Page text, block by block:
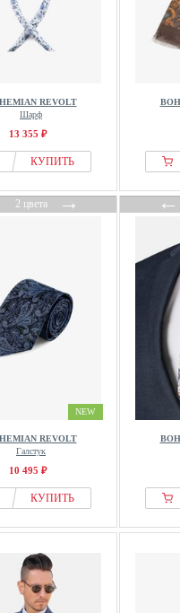
REVOLT
Шарф
13 355 ₽
КУПИТЬ
2 цвета→
NEW
REVOLT
Галстук
10 495 ₽
КУПИТЬ